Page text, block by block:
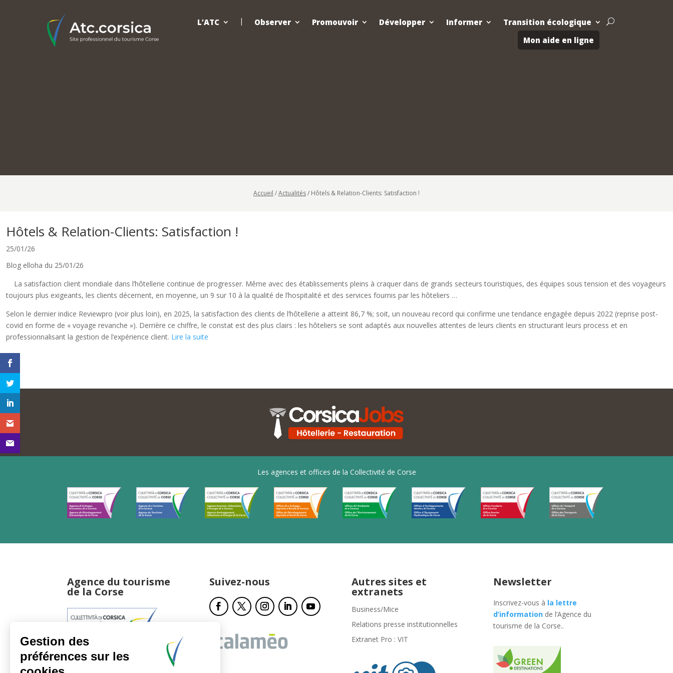
L’ATC Observer Promouvoir Développer Informer
Transition écologique
Mon aide en ligne
U
Accueil /Actualités/ Hôtels & Relation-Clients: Satisfaction !
Hôtels & Relation-Clients: Satisfaction !
25/01/26
Blog elloha du 25/01/26
La satisfaction client mondiale dans l’hôtellerie continue de progresser. Même avec des établissements pleins à craquer dans de grands secteurs touristiques, des équipes sous tension et des voyageurs
toujours plus exigeants, les clients décernent, en moyenne, un 9 sur 10 à la qualité de l’hospitalité et des services fournis par les hôteliers …
Selon le dernier indice Reviewpro (voir plus loin), en 2025, la satisfaction des clients de l’hôtellerie a atteint 86,7 %; soit, un nouveau record qui confirme une tendance engagée depuis 2022 (reprise post-
covid en forme de « voyage revanche »). Derrière ce chiffre, le constat est des plus clairs : les hôteliers se sont adaptés aux nouvelles attentes de leurs clients en structurant leurs process et en
professionnalisant la gestion de l’expérience client. Lire la suite
Les agences et offices de la Collectivité de Corse
Agence du tourisme
de la Corse
Suivez-nous Autres sites et
extranets
Business/Mice
Relations presse institutionnelles
Extranet Pro : VIT
Newsletter
Inscrivez-vous à la lettre
d’information de l’Agence du
tourisme de la Corse..